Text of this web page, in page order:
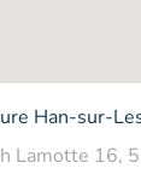
Han-sur-
Lamotte 16,